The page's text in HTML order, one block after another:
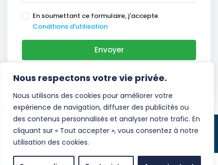
Nous respectons votre vie privée.
Nous utilisons des cookies pour améliorer votre
expérience de navigation, diffuser des publicités ou
des contenus personnalisés et analyser notre trafic. En
cliquant sur « Tout accepter », vous consentez à notre
utilisation des cookies.
En soumettant ce formulaire, j'accepte
Conditions d'utilisation
Envoyer
WhatsApp
© Costa del Sol Immo - Tous droits réservés
Mentions légales